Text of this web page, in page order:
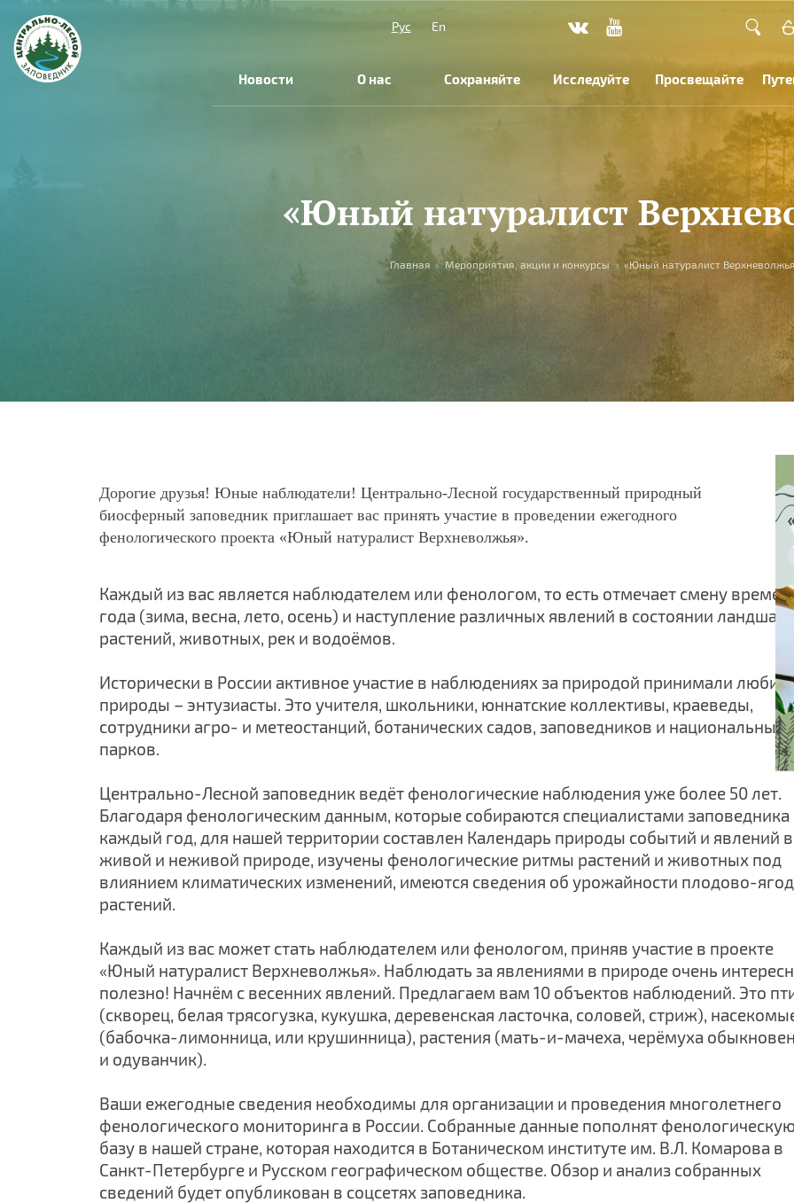
Рус
En
Новости О нас Сохраняйте Исследуйте Просвещайте
«Юный натуралист
Главная » Мероприятия, акции и конкурсы » «Юный натуралист
Дорогие друзья! Юные наблюдатели! Центрально-Лесной государственный природный
биосферный заповедник приглашает вас принять участие в проведении ежегодного
фенологического проекта «Юный натуралист Верхневолжья».
Каждый из вас является наблюдателем или фенологом, то есть отмечает смену времен
года (зима, весна, лето, осень) и наступление различных явлений в состоянии
растений, животных, рек и водоёмов.
Исторически в России активное участие в наблюдениях за природой принимали
природы – энтузиасты. Это учителя, школьники, юннатские коллективы, краеведы,
сотрудники агро- и метеостанций, ботанических садов, заповедников и национальных
парков.
Центрально-Лесной заповедник ведёт фенологические наблюдения уже более 50 лет.
Благодаря фенологическим данным, которые собираются специалистами заповедника
каждый год, для нашей территории составлен Календарь природы событий и явлений в
живой и неживой природе, изучены фенологические ритмы растений и животных под
влиянием климатических изменений, имеются сведения об урожайности плодово-
растений.
Каждый из вас может стать наблюдателем или фенологом, приняв участие в проекте
«Юный натуралист Верхневолжья». Наблюдать за явлениями в природе очень
полезно! Начнём с весенних явлений. Предлагаем вам 10 объектов наблюдений. Это
(скворец, белая трясогузка, кукушка, деревенская ласточка, соловей, стриж),
(бабочка-лимонница, или крушинница), растения (мать-и-мачеха, черёмуха
и одуванчик).
Ваши ежегодные сведения необходимы для организации и проведения многолетнего
фенологического мониторинга в России. Собранные данные пополнят
базу в нашей стране, которая находится в Ботаническом институте им. В.Л. Комарова в
Санкт-Петербурге и Русском географическом обществе. Обзор и анализ собранных
сведений будет опубликован в соцсетях заповедника.